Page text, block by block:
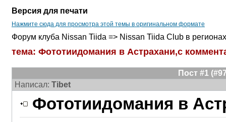
Версия для печати
Нажмите сюда для просмотра этой темы в оригинальном формате
Форум клуба Nissan Tiida => Nissan Tiida Club в
тема: Фототиидомания в Астрахани,с
Пост #1
Написал: Tibet
Фототиидомания в